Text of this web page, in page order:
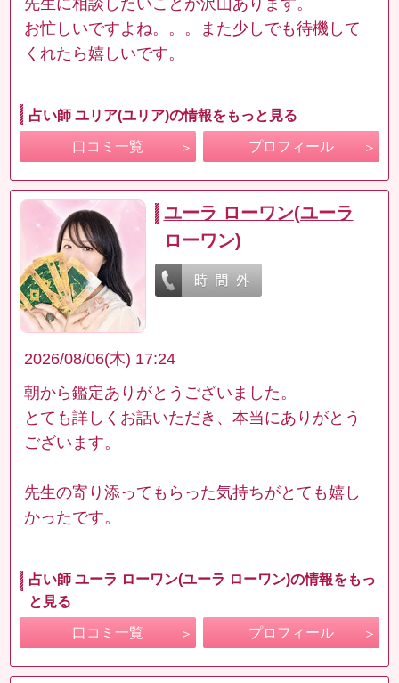
先生に相談したいことが沢山あります。
お忙しいですよね。。。また少しでも待機して
くれたら嬉しいです。
占い師 ユリア(ユリア)の情報をもっと見る
口コミ一覧 プロフィール
ユーラ ローワン(ユーラ
ローワン)
2026/08/06(木) 17:24
朝から鑑定ありがとうございました。
とても詳しくお話いただき、本当にありがとう
ございます。
先生の寄り添ってもらった気持ちがとても嬉し
かったです。
占い師 ユーラ ローワン(ユーラ ローワン)の情報をもっ
と見る
口コミ一覧 プロフィール